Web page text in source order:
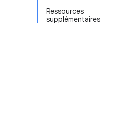
Ressources
supplémentaires